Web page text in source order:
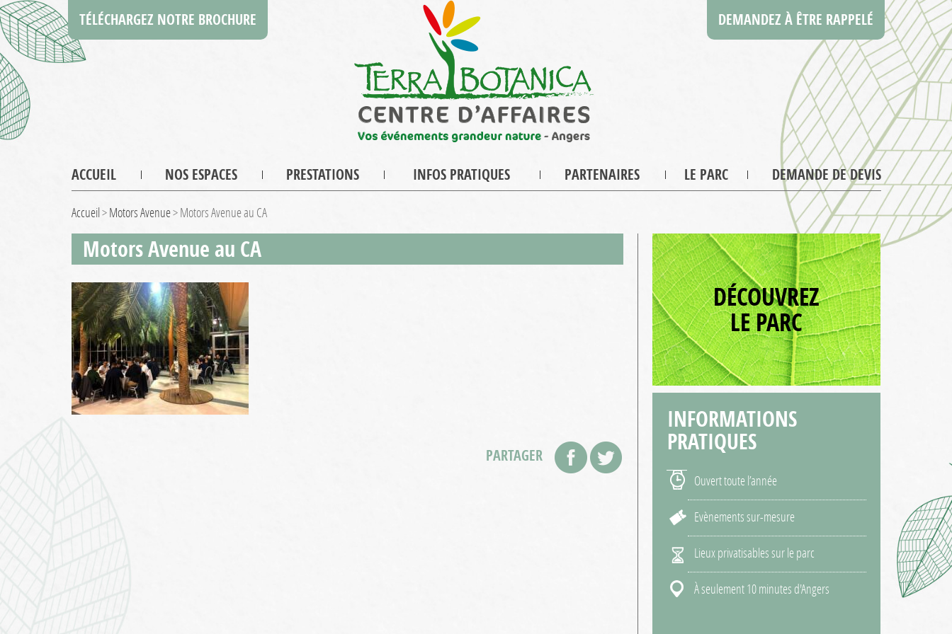
TÉLÉCHARGEZ NOTRE BROCHURE DEMANDEZ À ÊTRE RAPPELÉ
ACCUEIL NOS ESPACES PRESTATIONS INFOS PRATIQUES PARTENAIRES LE PARC DEMANDE DE DEVIS
Accueil>Motors Avenue>Motors Avenue au CA
Motors Avenue au CA
PARTAGER
DÉCOUVREZ
LE PARC
INFORMATIONS
PRATIQUES
Ouvert toute l’année
Evènements sur-mesure
Lieux privatisables sur le parc
À seulement 10 minutes d'Angers